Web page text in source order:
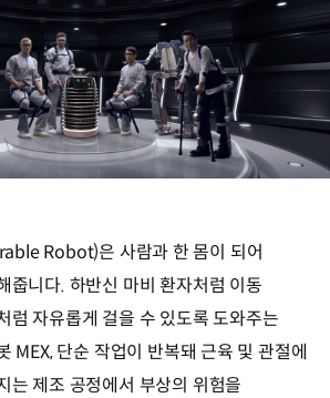
Robot)은 사람과 한 몸이 되어
줍니다. 하반신 마비 환자처럼 이동
럼 자유롭게 걸을 수 있도록 도와주는
MEX, 단순 작업이 반복돼 근육 및 관절에
는 제조 공정에서 부상의 위험을